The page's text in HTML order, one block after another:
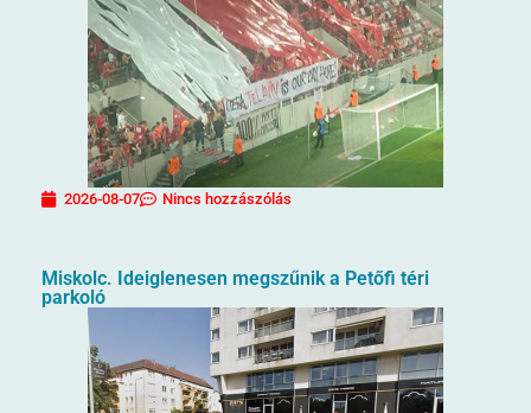
2026-08-07 Nincs hozzászólás
Miskolc. Ideiglenesen megszűnik a Petőfi téri
parkoló